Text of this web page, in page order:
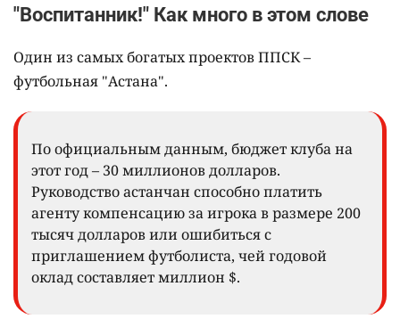
"Воспитанник!" Как много в этом слове
Один из самых богатых проектов ППСК –
футбольная "Астана".
По официальным данным, бюджет клуба на
этот год – 30 миллионов долларов.
Руководство астанчан способно платить
агенту компенсацию за игрока в размере 200
тысяч долларов или ошибиться с
приглашением футболиста, чей годовой
оклад составляет миллион $.